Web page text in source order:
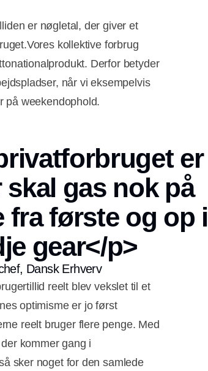
er nøgletal, der giver et
kollektive forbrug
Derfor betyder
når vi eksempelvis
på weekendophold.
er
gas nok på
fra første og op i
gear</p>
Dansk Erhverv
reelt blev vekslet til et
optimisme er jo først
reelt bruger flere penge. Med
kommer gang i
sker noget for den samlede